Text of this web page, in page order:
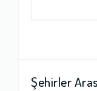
Şehirler